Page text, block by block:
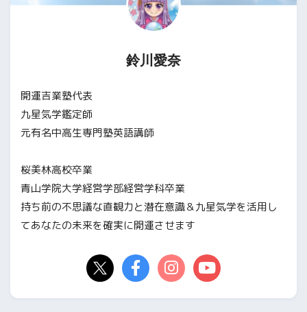
鈴川愛奈
開運吉業塾代表
九星気学鑑定師
元有名中高生専門塾英語講師
桜美林高校卒業
青山学院大学経営学部経営学科卒業
持ち前の不思議な直観力と潜在意識＆九星気学を活用し
てあなたの未来を確実に開運させます